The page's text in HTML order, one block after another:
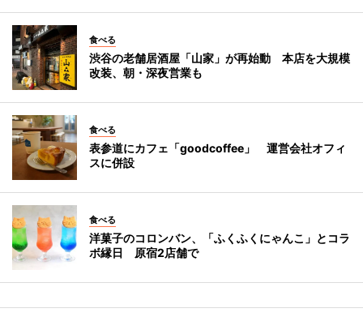
食べる
渋谷の老舗居酒屋「山家」が再始動 本店を大規模
改装、朝・深夜営業も
食べる
表参道にカフェ「goodcoffee」 運営会社オフィ
スに併設
食べる
洋菓子のコロンバン、「ふくふくにゃんこ」とコラ
ボ縁日 原宿2店舗で